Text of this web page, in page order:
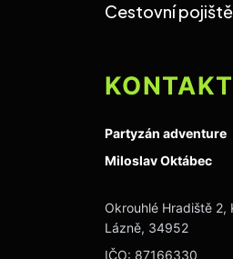
Cestovní
Partyzán adventure
Miloslav Oktábec
Okrouhlé Hradiště 2,
Lázně, 34952
IČO: 87166330